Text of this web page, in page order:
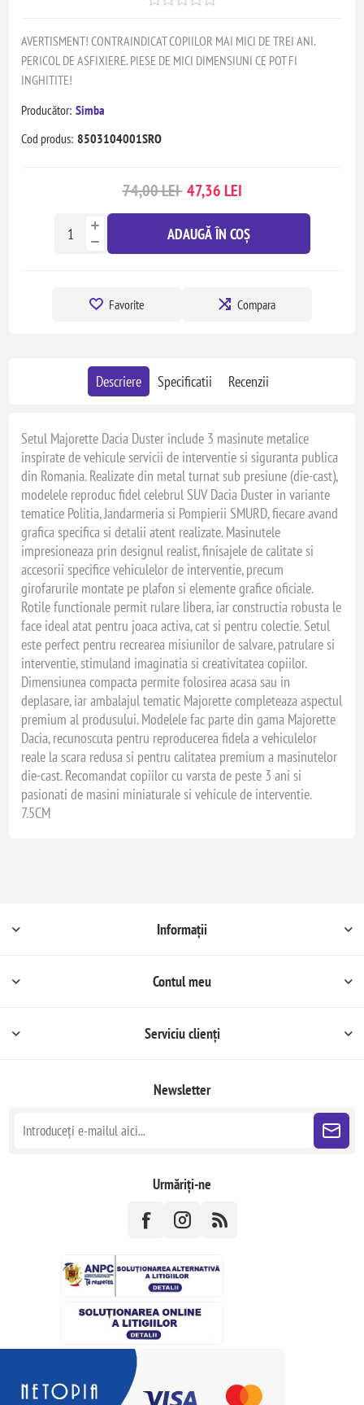
AVERTISMENT! CONTRAINDICAT COPIILOR MAI MICI DE TREI ANI.
PERICOL DE ASFIXIERE. PIESE DE MICI DIMENSIUNI CE POT FI
INGHITITE!
Producător: Simba
Cod produs: 8503104001SRO
74,00 LEI 47,36 LEI
ADAUGĂ ÎN COȘ
Favorite Compara
Descriere Specificatii Recenzii
Setul Majorette Dacia Duster include 3 masinute metalice
inspirate de vehicule servicii de interventie si siguranta publica
din Romania. Realizate din metal turnat sub presiune (die-cast),
modelele reproduc fidel celebrul SUV Dacia Duster in variante
tematice Politia, Jandarmeria si Pompierii SMURD, fiecare avand
grafica specifica si detalii atent realizate. Masinutele
impresioneaza prin designul realist, finisajele de calitate si
accesorii specifice vehiculelor de interventie, precum
girofarurile montate pe plafon si elemente grafice oficiale.
Rotile functionale permit rulare libera, iar constructia robusta le
face ideal atat pentru joaca activa, cat si pentru colectie. Setul
este perfect pentru recrearea misiunilor de salvare, patrulare si
interventie, stimuland imaginatia si creativitatea copiilor.
Dimensiunea compacta permite folosirea acasa sau in
deplasare, iar ambalajul tematic Majorette completeaza aspectul
premium al produsului. Modelele fac parte din gama Majorette
Dacia, recunoscuta pentru reproducerea fidela a vehiculelor
reale la scara redusa si pentru calitatea premium a masinutelor
die-cast. Recomandat copiilor cu varsta de peste 3 ani si
pasionati de masini miniaturale si vehicule de interventie.
7.5CM
Informații
Contul meu
Serviciu clienți
Newsletter
Urmăriți-ne